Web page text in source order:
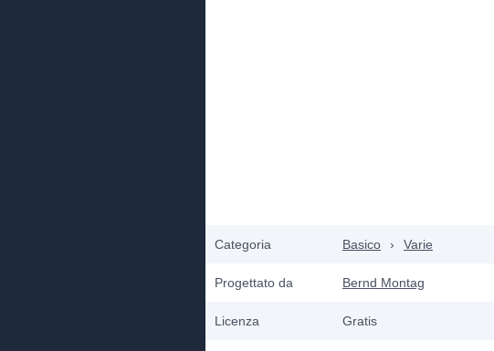
Categoria Basico › Varie
Progettato da Bernd Montag
Licenza Gratis